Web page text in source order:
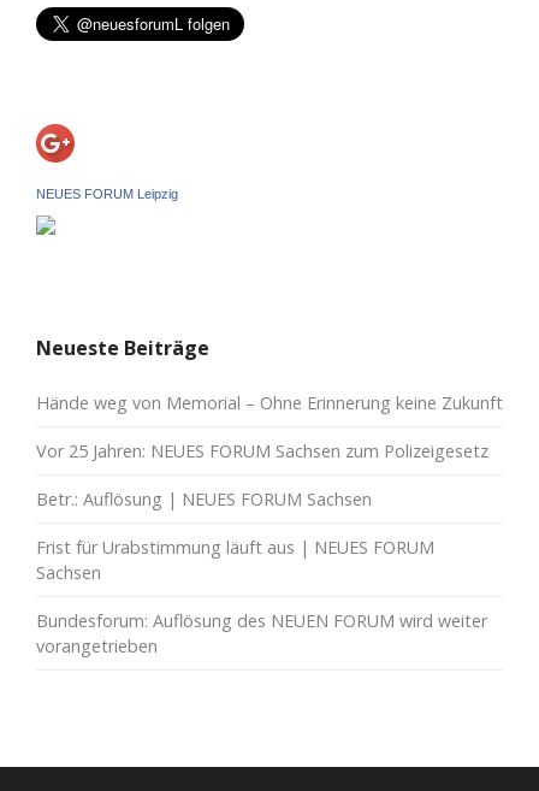
NEUES FORUM Leipzig
Neueste Beiträge
Hände weg von Memorial – Ohne Erinnerung keine Zukunft
Vor 25 Jahren: NEUES FORUM Sachsen zum Polizeigesetz
Betr.: Auflösung | NEUES FORUM Sachsen
Frist für Urabstimmung läuft aus | NEUES FORUM
Sachsen
Bundesforum: Auflösung des NEUEN FORUM wird weiter
vorangetrieben